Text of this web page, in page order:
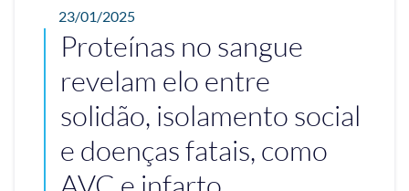
23/01/2025
Proteínas no sangue
revelam elo entre
solidão, isolamento social
e doenças fatais, como